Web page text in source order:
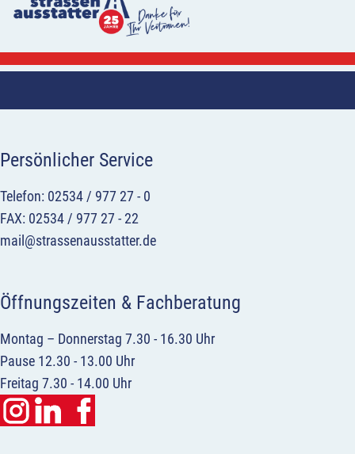
Persönlicher Service
Telefon: 02534 / 977 27 - 0
FAX: 02534 / 977 27 - 22
mail@strassenausstatter.de
Öffnungszeiten & Fachberatung
Montag – Donnerstag 7.30 - 16.30 Uhr
Pause 12.30 - 13.00 Uhr
Freitag 7.30 - 14.00 Uhr